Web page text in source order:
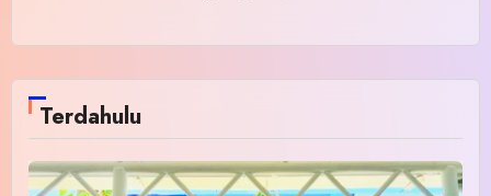
Terdahulu